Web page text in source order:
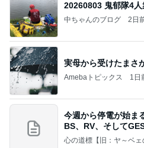
20260803
中ちゃんのブログ 2日
実母から受けたまさ
Amebaトピックス 1日
今週から停電が始ま
BS、RV、そして
心の道標【旧：ヤ～ベェ